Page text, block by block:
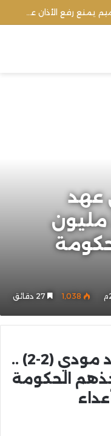
عهد
مودي (2-2) .. 200 مليون
1٬038
النازية الهندية في عهد مودي (2-2) ..
الحكومة